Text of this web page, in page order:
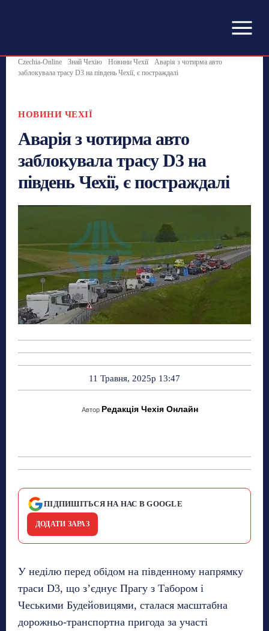
Czechia-Online Знай Чехію Новини Чехії
Аварія з чотирма авто
заблокувала трасу D3 на південь Чехії, є постраждалі
НОВИНИ ЧЕХІЇ
Аварія з чотирма авто
заблокувала трасу D3 на
південь Чехії, є постраждалі
11 Травня, 2025р 13:47
Автор Редакція Чехія Онлайн
ПІДПИШІТЬСЯ НА НАС В GOOGLE
ДОДАТИ ЗАРАЗ
У неділю перед обідом на південному напрямку
траси D3, що з’єднує Прагу з Табором і
Чеськими Будейовицями, сталася масштабна
дорожньо-транспортна пригода за участі